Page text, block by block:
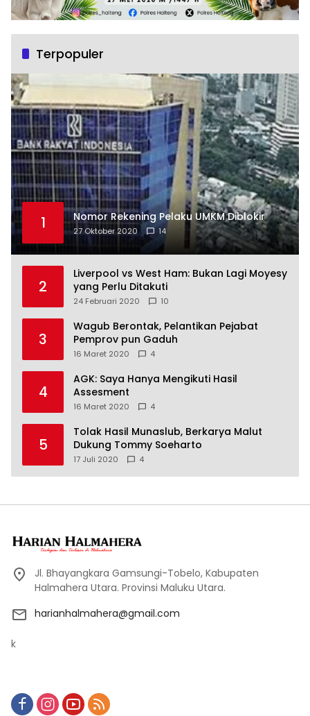
Terpopuler
1 Nomor Rekening Pelaku UMKM Diblokir
27 Oktober 2020 14
2
Liverpool vs West Ham: Bukan Lagi Moyesy
yang Perlu Ditakuti
24 Februari 2020 10
3
Wagub Berontak, Pelantikan Pejabat
Pemprov pun Gaduh
16 Maret 2020 4
4
AGK: Saya Hanya Mengikuti Hasil
Assesment
16 Maret 2020 4
5
Tolak Hasil Munaslub, Berkarya Malut
Dukung Tommy Soeharto
17 Juli 2020 4
Jl. Bhayangkara Gamsungi-Tobelo, Kabupaten
Halmahera Utara. Provinsi Maluku Utara.
harianhalmahera@gmail.com
k